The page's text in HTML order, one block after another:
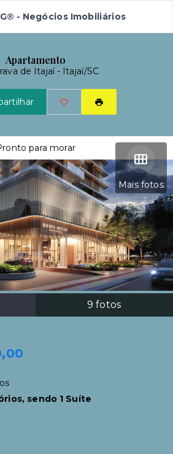
- Negócios Imobiliários
Apartamento
de Itajaí - Itajaí/SC
Mais fotos
9 fotos
para morar
sendo 1 Suíte